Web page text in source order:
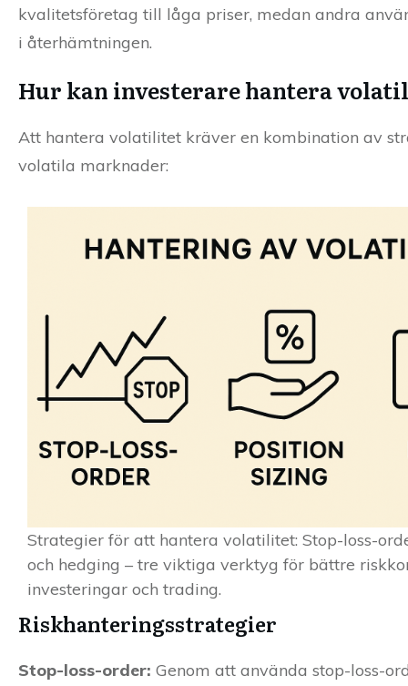
kvalitetsföretag till låga priser, medan andra
i återhämtningen.
Hur kan investerare hantera
Att hantera volatilitet kräver en kombination av
volatila marknader:
Strategier för att hantera volatilitet: Stop-loss-
och hedging – tre viktiga verktyg för bättre
investeringar och trading.
Riskhanteringsstrategier
Stop-loss-order: Genom att använda stop-loss-